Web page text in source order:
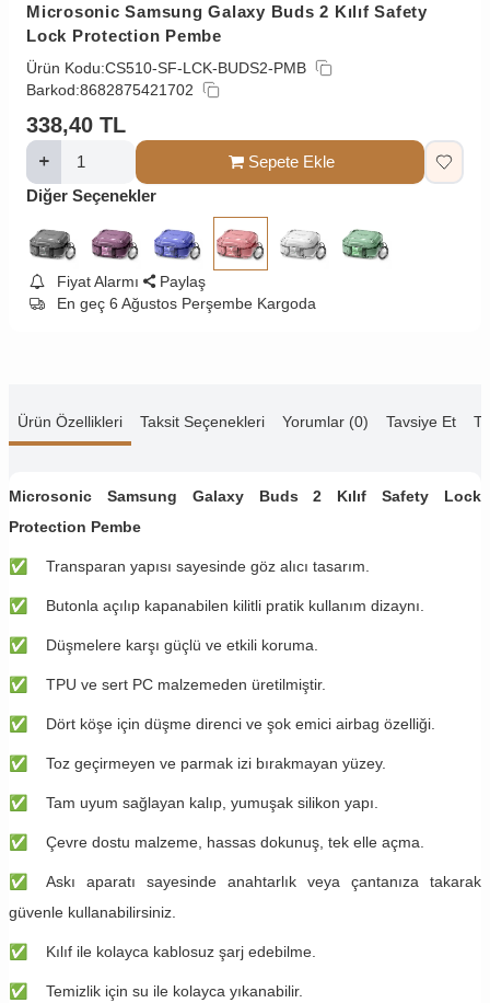
Microsonic Samsung Galaxy Buds 2 Kılıf Safety
Lock Protection Pembe
Ürün Kodu:CS510-SF-LCK-BUDS2-PMB
Barkod:8682875421702
338,40 TL
Sepete Ekle
Diğer Seçenekler
Fiyat Alarmı
Paylaş
En geç 6 Ağustos Perşembe Kargoda
Ürün Özellikleri Taksit Seçenekleri Yorumlar (0) Tavsiye Et
Microsonic Samsung Galaxy Buds 2 Kılıf Safety Lock
Protection Pembe
✅ ​​​Transparan yapısı sayesinde göz alıcı tasarım.
✅ ​​​Butonla açılıp kapanabilen kilitli pratik kullanım dizaynı.
✅ ​​​Düşmelere karşı güçlü ve etkili koruma.
✅ ​​​TPU ve sert PC malzemeden üretilmiştir.
✅ ​​​Dört köşe için düşme direnci ve şok emici airbag özelliği.
✅ ​​​Toz geçirmeyen ve parmak izi bırakmayan yüzey.
✅ ​​​Tam uyum sağlayan kalıp, yumuşak silikon yapı.
✅ ​​​Çevre dostu malzeme, hassas dokunuş, tek elle açma.
✅ ​​​Askı aparatı sayesinde anahtarlık veya çantanıza takarak
güvenle kullanabilirsiniz.
✅ ​​​Kılıf ile kolayca kablosuz şarj edebilme.
✅ ​​​Temizlik için su ile kolayca yıkanabilir.